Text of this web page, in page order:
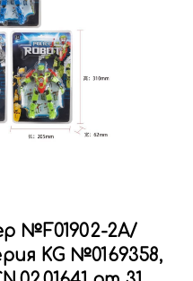
№F01902-2A/
KG №0169358,